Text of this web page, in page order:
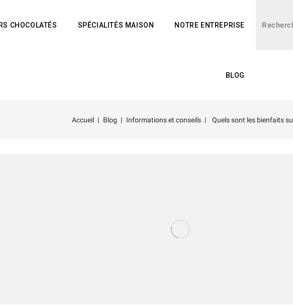
CHOCOLATÉS SPÉCIALITÉS MAISON NOTRE ENTREPRISE
BLOG
Accueil Blog Informations et conseils Quels sont les bienfaits